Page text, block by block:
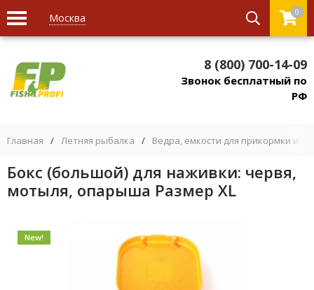
Москва 0
8 (800) 700-14-09
Звонок бесплатный по
РФ
Главная / Летняя рыбалка / Ведра, емкости для прикормки и
Бокс (большой) для наживки: червя,
мотыля, опарыша Размер XL
New!